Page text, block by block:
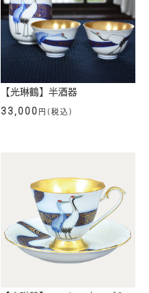
【光琳鶴】半酒器
33,000 円(税込)